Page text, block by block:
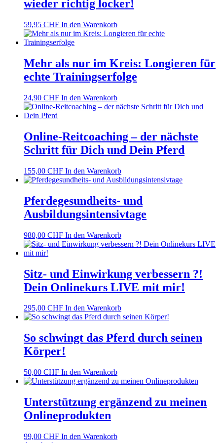
wieder richtig locker!
59,95 CHF In den Warenkorb
Mehr als nur im Kreis: Longieren für
echte Trainingserfolge
24,90 CHF In den Warenkorb
Online-Reitcoaching – der nächste
Schritt für Dich und Dein Pferd
155,00 CHF In den Warenkorb
Pferdegesundheits- und
Ausbildungsintensivtage
980,00 CHF In den Warenkorb
Sitz- und Einwirkung verbessern ?!
Dein Onlinekurs LIVE mit mir!
295,00 CHF In den Warenkorb
So schwingt das Pferd durch seinen
Körper!
50,00 CHF In den Warenkorb
Unterstützung ergänzend zu meinen
Onlineprodukten
99,00 CHF In den Warenkorb